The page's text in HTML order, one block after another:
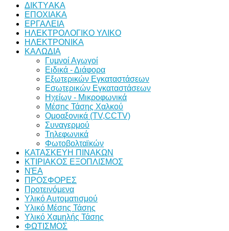
ΔΙKTΥAKA
ΕΠΟΧΙΑΚΑ
ΕΡΓΑΛΕΙΑ
ΗΛΕΚΤΡΟΛΟΓΙΚΟ ΥΛΙΚΟ
ΗΛΕΚΤΡΟΝΙΚΑ
ΚΑΛΩΔΙΑ
Γυμνοί Αγωγοί
Ειδικά - Διάφορα
Εξωτερικών Εγκαταστάσεων
Εσωτερικών Εγκαταστάσεων
Ηχείων - Μικροφωνικά
Μέσης Τάσης Χαλκού
Ομοαξονικά (TV,CCTV)
Συναγερμού
Τηλεφωνικά
Φωτοβολταϊκών
ΚΑΤΑΣΚΕΥΗ ΠΙΝΑΚΩΝ
ΚΤΙΡΙΑΚΟΣ ΕΞΟΠΛΙΣΜΟΣ
ΝΈΑ
ΠΡΟΣΦΟΡΕΣ
Προτεινόμενα
Υλικό Αυτοματισμού
Υλικό Μέσης Τάσης
Υλικό Χαμηλής Τάσης
ΦΩΤΙΣΜΟΣ